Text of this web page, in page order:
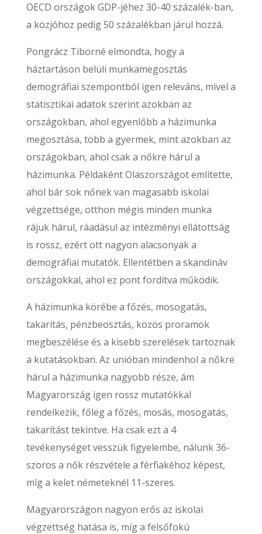
OECD országok GDP-jéhez 30-40 százalék-ban,
a közjóhoz pedig 50 százalékban járul hozzá.
Pongrácz Tiborné elmondta, hogy a
háztartáson belüli munkamegosztás
demográfiai szempontból igen releváns, mivel a
statisztikai adatok szerint azokban az
országokban, ahol egyenlőbb a házimunka
megosztása, több a gyermek, mint azokban az
országokban, ahol csak a nőkre hárul a
házimunka. Példaként Olaszországot említette,
ahol bár sok nőnek van magasabb iskolai
végzettsége, otthon mégis minden munka
rájuk hárul, ráadásul az intézményi ellátottság
is rossz, ezért ott nagyon alacsonyak a
demográfiai mutatók. Ellentétben a skandináv
országokkal, ahol ez pont fordítva működik.
A házimunka körébe a főzés, mosogatás,
takarítás, pénzbeosztás, közös proramok
megbeszélése és a kisebb szerelések tartoznak
a kutatásokban. Az unióban mindenhol a nőkre
hárul a házimunka nagyobb része, ám
Magyarország igen rossz mutatókkal
rendelkezik, főleg a főzés, mosás, mosogatás,
takarítást tekintve. Ha csak ezt a 4
tevékenységet vesszük figyelembe, nálunk 36-
szoros a nők részvétele a férfiakéhoz képest,
míg a kelet németeknél 11-szeres.
Magyarországon nagyon erős az iskolai
végzettség hatása is, míg a felsőfokú